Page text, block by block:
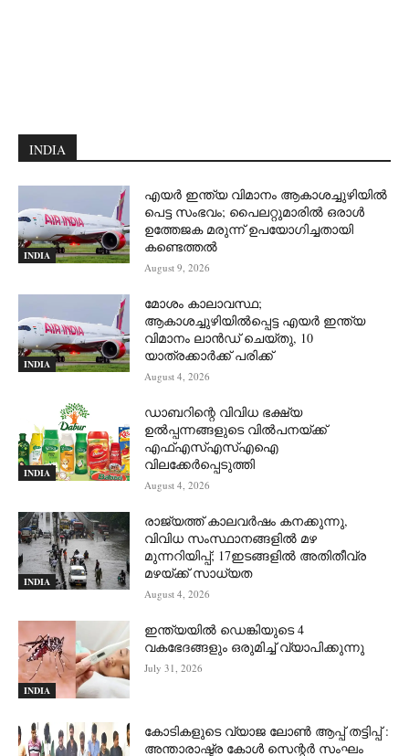
INDIA
INDIA
എയർ ഇന്ത്യ വിമാനം ആകാശച്ചുഴിയിൽ
പെട്ട സംഭവം; പൈലറ്റുമാരിൽ ഒരാൾ
ഉത്തേജക മരുന്ന് ഉപയോഗിച്ചതായി
കണ്ടെത്തൽ
August 9, 2026
INDIA
മോശം കാലാവസ്ഥ;
ആകാശച്ചുഴിയില്‍പ്പെട്ട എയര്‍ ഇന്ത്യ
വിമാനം ലാന്‍ഡ് ചെയ്തു, 10
യാത്രക്കാര്‍ക്ക് പരിക്ക്
August 4, 2026
INDIA
ഡാബറിന്റെ വിവിധ ഭക്ഷ്യ
ഉൽപ്പന്നങ്ങളുടെ വിൽപനയ്ക്ക്
എഫ്എസ്എസ്എഐ
വിലക്കേർപ്പെടുത്തി
August 4, 2026
INDIA
രാജ്യത്ത് കാലവർഷം കനക്കുന്നു,
വിവിധ സംസ്ഥാനങ്ങളിൽ മഴ
മുന്നറിയിപ്പ്; 17ഇടങ്ങളിൽ അതിതീവ്ര
മഴയ്ക്ക് സാധ്യത
August 4, 2026
INDIA
ഇന്ത്യയിൽ ഡെങ്കിയുടെ 4
വകഭേദങ്ങളും ഒരുമിച്ച് വ്യാപിക്കുന്നു
July 31, 2026
കോടികളുടെ വ്യാജ ലോൺ ആപ്പ് തട്ടിപ്പ് :
അന്താരാഷ്ട്ര കോൾ സെന്റർ സംഘം